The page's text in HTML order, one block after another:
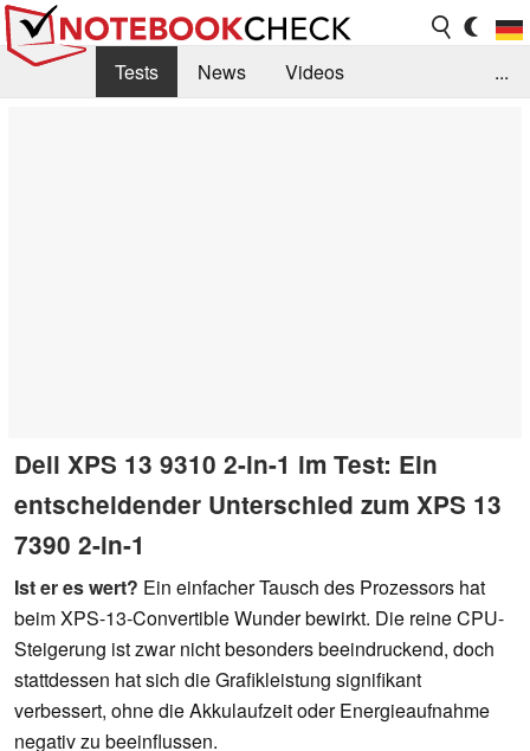
Tests News
Videos
...
Dell XPS 13 9310 2-in-1 im Test: Ein
entscheidender Unterschied zum XPS 13
7390 2-in-1
Ist er es wert? Ein einfacher Tausch des Prozessors hat
beim XPS-13-Convertible Wunder bewirkt. Die reine CPU-
Steigerung ist zwar nicht besonders beeindruckend, doch
stattdessen hat sich die Grafikleistung signifikant
verbessert, ohne die Akkulaufzeit oder Energieaufnahme
negativ zu beeinflussen.